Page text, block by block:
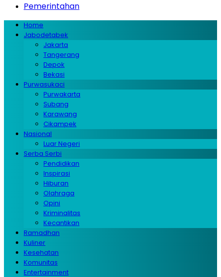
Pemerintahan
Home
Jabodetabek
Jakarta
Tangerang
Depok
Bekasi
Purwasukaci
Purwakarta
Subang
Karawang
Cikampek
Nasional
Luar Negeri
Serba Serbi
Pendidikan
Inspirasi
Hiburan
Olahraga
Opini
Kriminalitas
Kecantikan
Ramadhan
Kuliner
Kesehatan
Komunitas
Entertainment